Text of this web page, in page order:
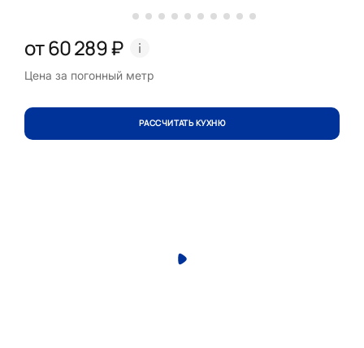
от 60 289 ₽
Цена за погонный метр
РАССЧИТАТЬ КУХНЮ